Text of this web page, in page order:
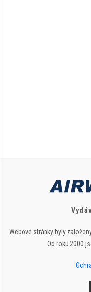
Webové stránky byly
Od roku 2000